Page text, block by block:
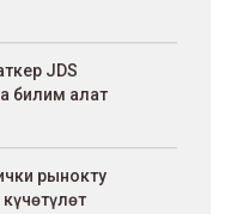
JDS
билим алат
рынокту